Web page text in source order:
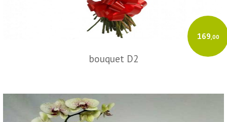
169,00
bouquet D2